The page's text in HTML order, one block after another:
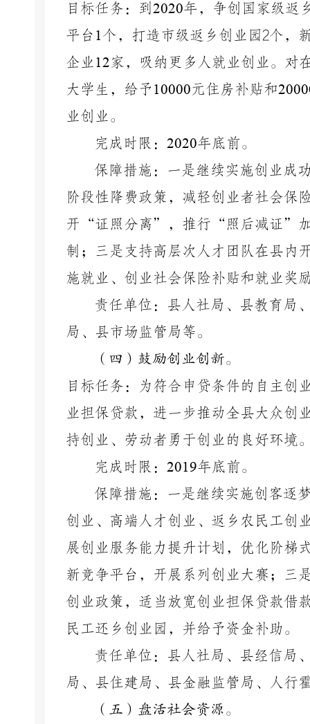
目标任务：到 2020年，争创国家级返
平台 1个，打造市级返乡创业园2个，
企业12家，吸纳更多人就业创业。对
大学生，给予 10000元住房补贴和
业创业。
完成时限： 2020年底前。
保障措施：一是继续实施创业成
阶段性降费政策，减轻创业者社会保
开“证照分离”，推行“照后减证”加
制；三是支持高层次人才团队在县内
施就业、创业社会保险补贴和就业奖
责任单位：县人社局、县教育局
局、县市场监管局等。
（四）鼓励创业创新。
目标任务：为符合申贷条件的自主创
业担保贷款，进一步推动全县大众创
持创业、劳动者勇于创业的良好环境
完成时限： 2019年底前。
保障措施：一是继续实施创客逐
创业、高端人才创业、返乡农民工创
展创业服务能力提升计划，优化阶梯
新竞争平台，开展系列创业大赛；三
创业政策，适当放宽创业担保贷款借
民工还乡创业园，并给予资金补助。
责任单位：县人社局、县经信局
局、县住建局、县金融监管局、人行
（五）盘活社会资源。